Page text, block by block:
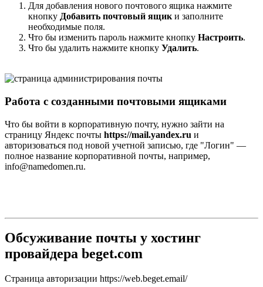
Для добавления нового почтового ящика нажмите
кнопку Добавить почтовый ящик и заполните
необходимые поля.
Что бы изменить пароль нажмите кнопку Настроить.
Что бы удалить нажмите кнопку Удалить.
Работа с созданными почтовыми ящиками
Что бы войти в корпоративную почту, нужно зайти на
страницу Яндекс почты https://mail.yandex.ru и
авторизоваться под новой учетной записью, где "Логин" —
полное название корпоративной почты, например,
info@namedomen.ru.
Обсуживание почты у хостинг
провайдера beget.com
Страница авторизации https://web.beget.email/